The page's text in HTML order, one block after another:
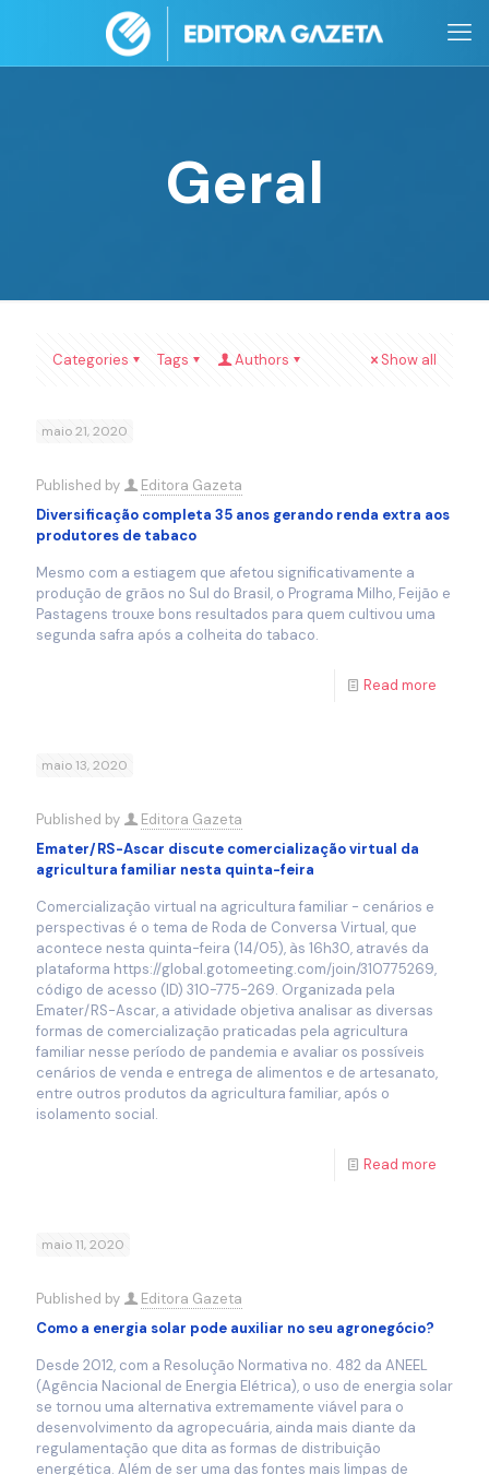
Geral
Categories Tags Authors Show all
maio 21, 2020
Published by
Editora Gazeta
Diversificação completa 35 anos gerando renda extra aos
produtores de tabaco
Mesmo com a estiagem que afetou significativamente a
produção de grãos no Sul do Brasil, o Programa Milho, Feijão e
Pastagens trouxe bons resultados para quem cultivou uma
segunda safra após a colheita do tabaco.
Read more
maio 13, 2020
Published by
Editora Gazeta
Emater/RS-Ascar discute comercialização virtual da
agricultura familiar nesta quinta-feira
Comercialização virtual na agricultura familiar - cenários e
perspectivas é o tema de Roda de Conversa Virtual, que
acontece nesta quinta-feira (14/05), às 16h30, através da
plataforma https://global.gotomeeting.com/join/310775269,
código de acesso (ID) 310-775-269. Organizada pela
Emater/RS-Ascar, a atividade objetiva analisar as diversas
formas de comercialização praticadas pela agricultura
familiar nesse período de pandemia e avaliar os possíveis
cenários de venda e entrega de alimentos e de artesanato,
entre outros produtos da agricultura familiar, após o
isolamento social.
Read more
maio 11, 2020
Published by
Editora Gazeta
Como a energia solar pode auxiliar no seu agronegócio?
Desde 2012, com a Resolução Normativa no. 482 da ANEEL
(Agência Nacional de Energia Elétrica), o uso de energia solar
se tornou uma alternativa extremamente viável para o
desenvolvimento da agropecuária, ainda mais diante da
regulamentação que dita as formas de distribuição
energética. Além de ser uma das fontes mais limpas de